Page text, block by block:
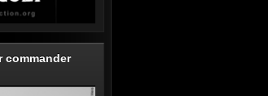
commander